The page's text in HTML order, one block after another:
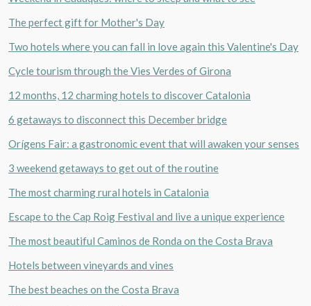
The perfect gift for Mother's Day
Two hotels where you can fall in love again this Valentine's Day
Cycle tourism through the Vies Verdes of Girona
12 months, 12 charming hotels to discover Catalonia
6 getaways to disconnect this December bridge
Orígens Fair: a gastronomic event that will awaken your senses
3 weekend getaways to get out of the routine
The most charming rural hotels in Catalonia
Escape to the Cap Roig Festival and live a unique experience
The most beautiful Caminos de Ronda on the Costa Brava
Hotels between vineyards and vines
The best beaches on the Costa Brava